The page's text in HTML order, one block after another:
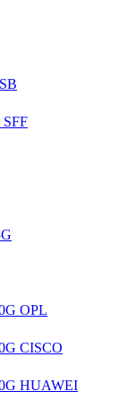
OPL
CISCO
HUAWEI